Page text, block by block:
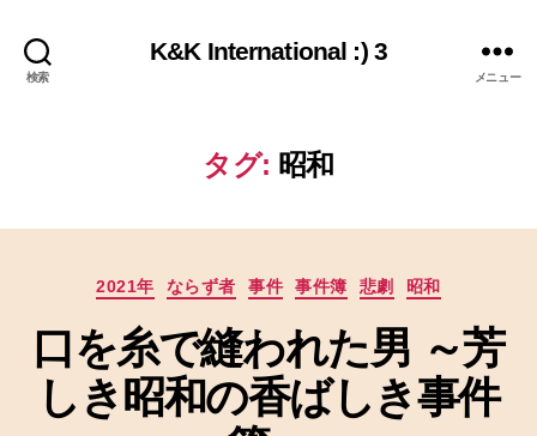
検索
K&K International :) 3
メニュー
タグ: 昭和
カ
ゴ
リ
ー
2021年 ならず者 事件 事件簿 悲劇 昭和
口を糸で縫われた男 ～芳
しき昭和の香ばしき事件